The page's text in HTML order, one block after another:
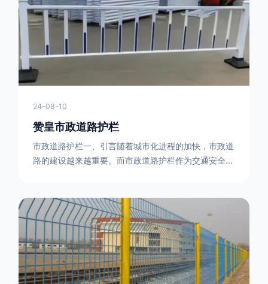
管制的现场，三角形框架的拒马护栏可以很方便地拼接
在一起，像一个个小的三角锥形状的结构单
24-08-10
赞皇市政道路护栏
市政道路护栏一、引言随着城市化进程的加快，市政道
路的建设越来越重要。而市政道路护栏作为交通安全的
的功能防护功能：市政道路护栏的主要功能是防止车辆
失控，保护行人安全。它可以有效地阻止因驾驶员疏忽
或车辆故障而导致的事故发生，减少交通事故的发生
率。隔离功能：市政道路护栏可以将道路与人行道、绿
化带等隔离开来，避